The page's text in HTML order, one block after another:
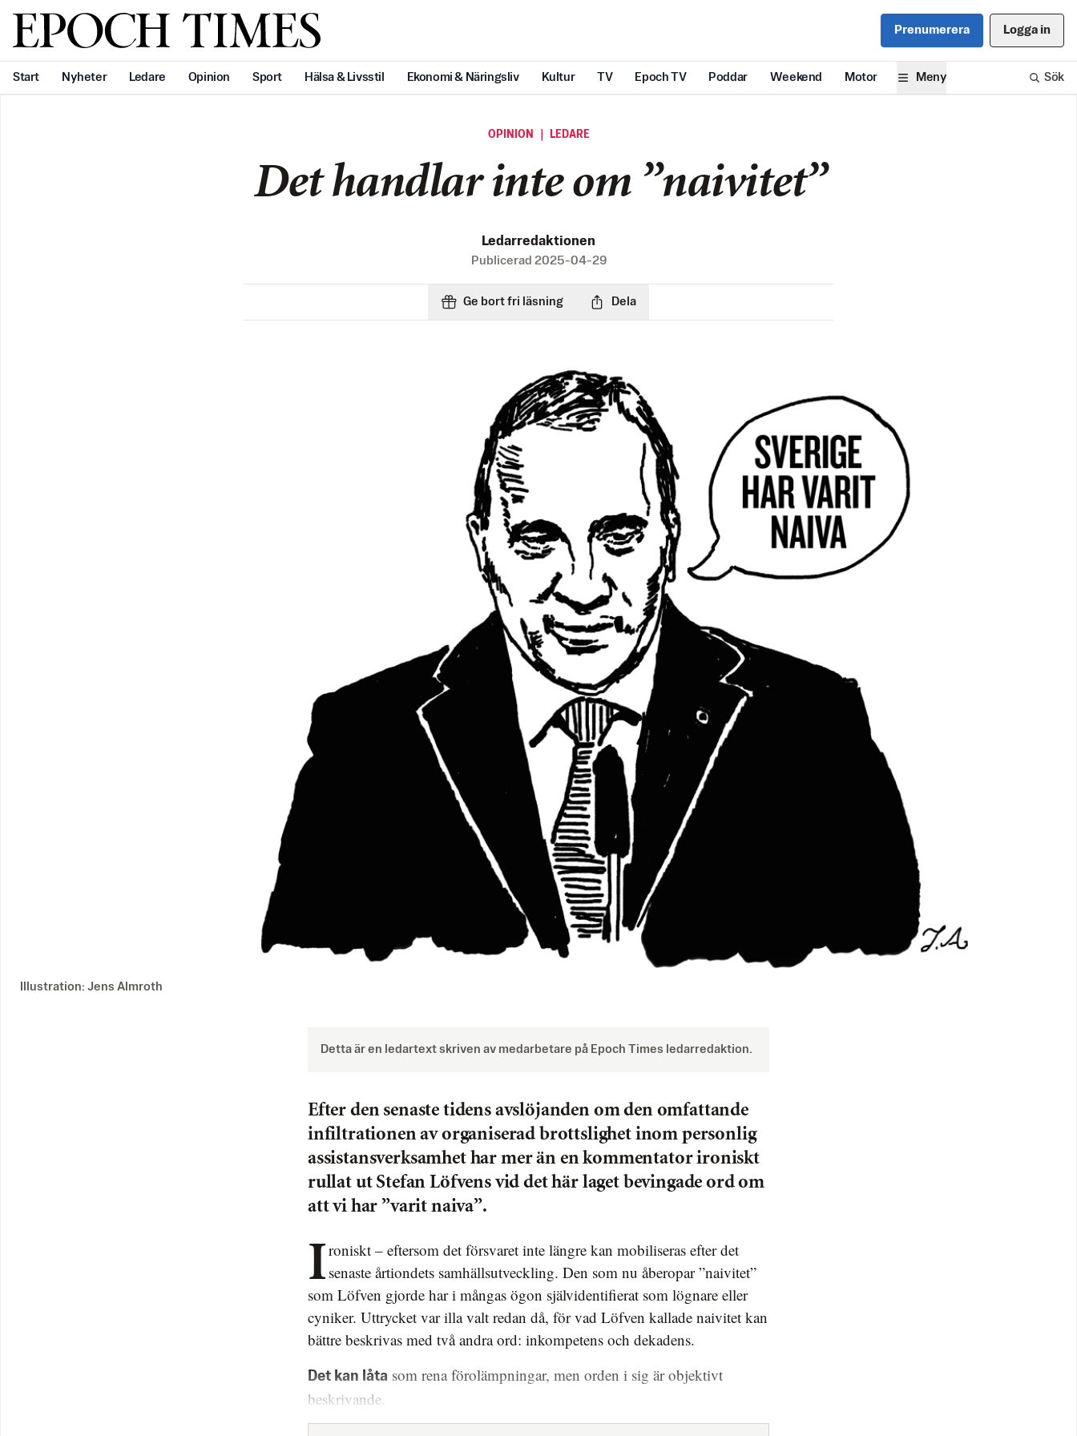
Svenska Epoch Times Prenumerera Logga in
Start Nyheter Ledare Opinion Sport Hälsa & Livsstil Ekonomi & Näringsliv Kultur TV Epoch TV Poddar Weekend Motor Meny Sök
OPINION ｜ LEDARE
Det handlar inte om ”naivitet”
Ledarredaktionen
Publicerad 2025-04-29
Ge bort fri läsning Dela
Illustration: Jens Almroth
Detta är en ledartext skriven av medarbetare på Epoch Times ledarredaktion.
Efter den senaste tidens avslöjanden om den omfattande
infiltrationen av organiserad brottslighet inom personlig
assistansverksamhet har mer än en kommentator ironiskt
rullat ut Stefan Löfvens vid det här laget bevingade ord om
att vi har ”varit naiva”.
Ironiskt – eftersom det försvaret inte längre kan mobiliseras efter det senaste årtiondets samhällsutveckling. Den som nu åberopar ”naivitet”
som Löfven gjorde har i mångas ögon självidentifierat som lögnare eller
cyniker. Uttrycket var illa valt redan då, för vad Löfven kallade naivitet kan
bättre beskrivas med två andra ord: inkompetens och dekadens.
Det kan låta som rena förolämpningar, men orden i sig är objektivt
beskrivande.